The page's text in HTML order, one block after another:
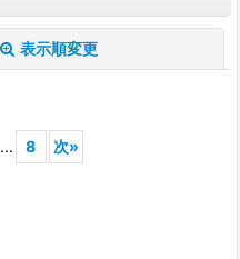
表示順変更
... 8 次»